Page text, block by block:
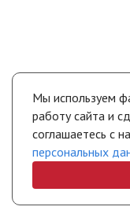
Мы используем
работу сайта и
соглашаетесь с
персональных